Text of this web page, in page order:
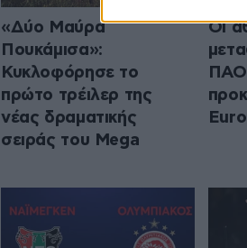
«Δύο Μαύρα
Πουκάμισα»:
Κυκλοφόρησε το
πρώτο τρέιλερ της
νέας δραματικής
σειράς του Mega
Οι